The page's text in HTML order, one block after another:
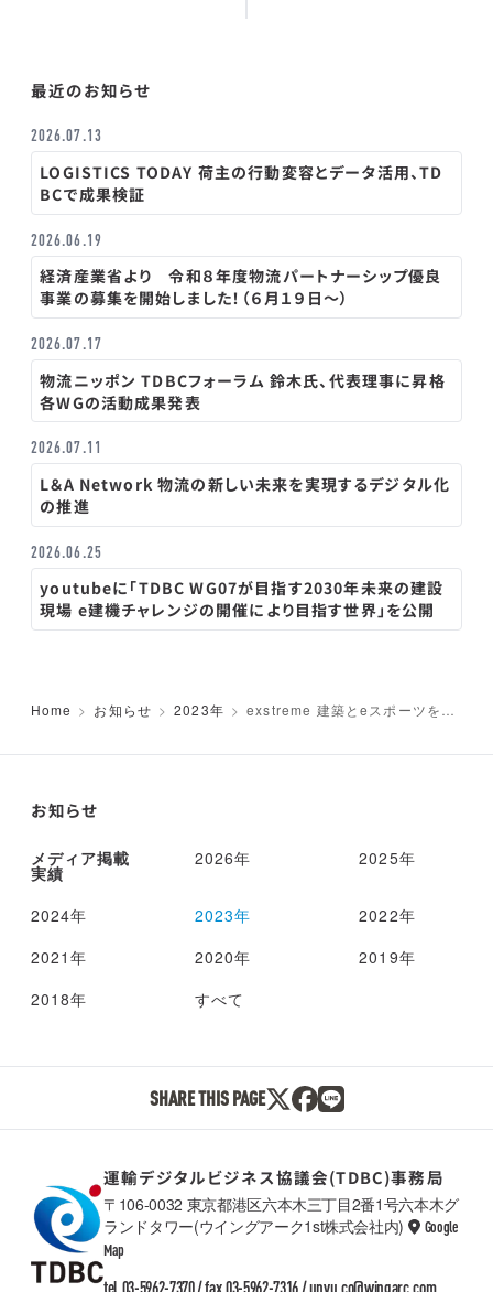
最近のお知らせ
2026.07.13
LOGISTICS TODAY 荷主の行動変容とデータ活用、TD
BCで成果検証
2026.06.19
経済産業省より 令和８年度物流パートナーシップ優良
事業の募集を開始しました！（６月１９日～）
2026.07.17
物流ニッポン TDBCフォーラム 鈴木氏、代表理事に昇格
各WGの活動成果発表
2026.07.11
L＆A Network 物流の新しい未来を実現するデジタル化
の推進
2026.06.25
youtubeに「TDBC WG07が目指す2030年未来の建設
現場 e建機チャレンジの開催により目指す世界」を公開
Home お知らせ 2023年
exstreme 建築とeスポーツを繋
お知らせ
メディア掲載
実績
2026年 2025年
2024年 2023年
2022年
2021年
2020年
2019年
2018年
すべて
SHARE THIS PAGE
TDBC
運輸デジタルビジネス協議会(TDBC)事務局
〒106-0032 東京都港区六本木三丁目2番1号六本木グ
ランドタワー(ウイングアーク1st株式会社内)
Google
Map
tel.03-5962-7370 / fax.03-5962-7316 /unyu.co@wingarc.com